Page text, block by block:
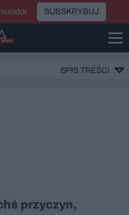
SUBSKRYBUJ
SPIS TREŚCI
przyczyn,